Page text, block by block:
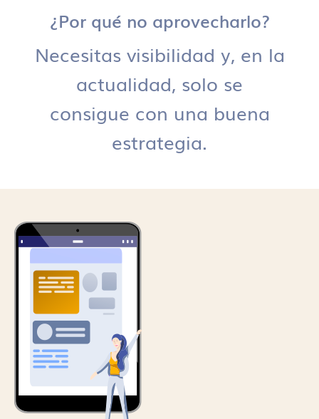
¿Por qué no aprovecharlo?
Necesitas visibilidad y, en la
actualidad, solo se
consigue con una buena
estrategia.